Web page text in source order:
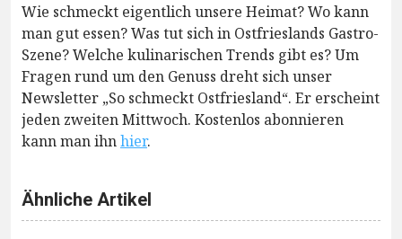
Wie schmeckt eigentlich unsere Heimat? Wo kann
man gut essen? Was tut sich in Ostfrieslands Gastro-
Szene? Welche kulinarischen Trends gibt es? Um
Fragen rund um den Genuss dreht sich unser
Newsletter „So schmeckt Ostfriesland“. Er erscheint
jeden zweiten Mittwoch. Kostenlos abonnieren
kann man ihnhier.
Ähnliche Artikel